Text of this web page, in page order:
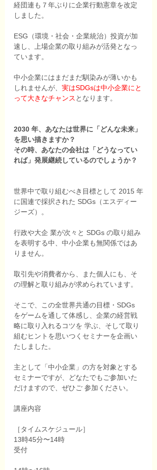
経団連も７年ぶりに企業行動憲章を改定
しました。
ESG（環境・社会・企業統治）投資が加
速し、上場企業の取り組みが活発となっ
ています。
中小企業にはまだまだ馴染みが薄いかも
しれませんが、 実はSDGsは中小企業にと
って大きなチャンス となります。
2030 年、あなたは世界に「どんな未来」
を思い描きますか？
その時、あなたの会社は「どうなってい
れば」発展継続しているのでしょうか？
世界中で取り組むべき目標として 2015 年
に国連で採択された SDGs（エスディー
ジーズ）。
行政や大企 業が次々と SDGs の取り組み
を表明する中、中小企業も無関係ではあ
りません。
取引先や消費者から、また個人にも、そ
の理解と取り組みが求められています。
そこで、この全世界共通の目標・SDGs
をゲームを通して体感し、企業の経営戦
略に取り入れるコツを 学ぶ、そして取り
組むヒントを思いつくセミナーを企画い
たしました。
主として「中小企業」の方を対象とする
セミナーですが、どなたでもご参加いた
だけますので、ぜひご 参加ください。
講座内容
［タイムスケジュール］
13時45分〜14時
受付